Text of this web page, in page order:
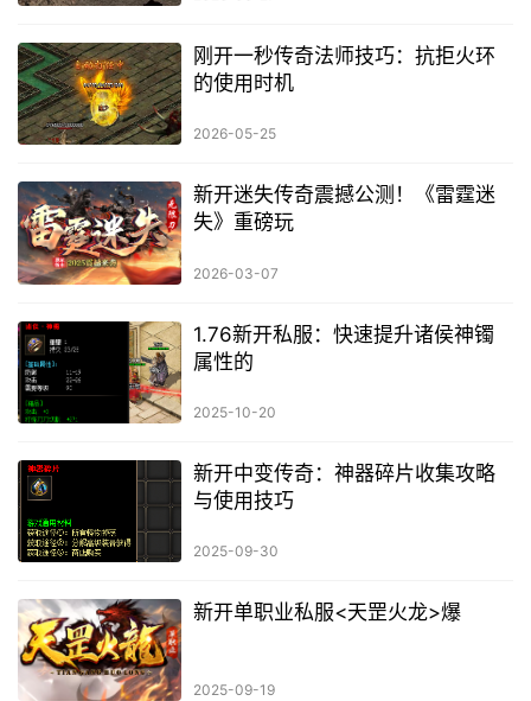
刚开一秒传奇法师技巧：抗拒火环
的使用时机
2026-05-25
新开迷失传奇震撼公测！《雷霆迷
失》重磅玩
2026-03-07
1.76新开私服：快速提升诸侯神镯
属性的
2025-10-20
新开中变传奇：神器碎片收集攻略
与使用技巧
2025-09-30
新开单职业私服<天罡火龙>爆
2025-09-19